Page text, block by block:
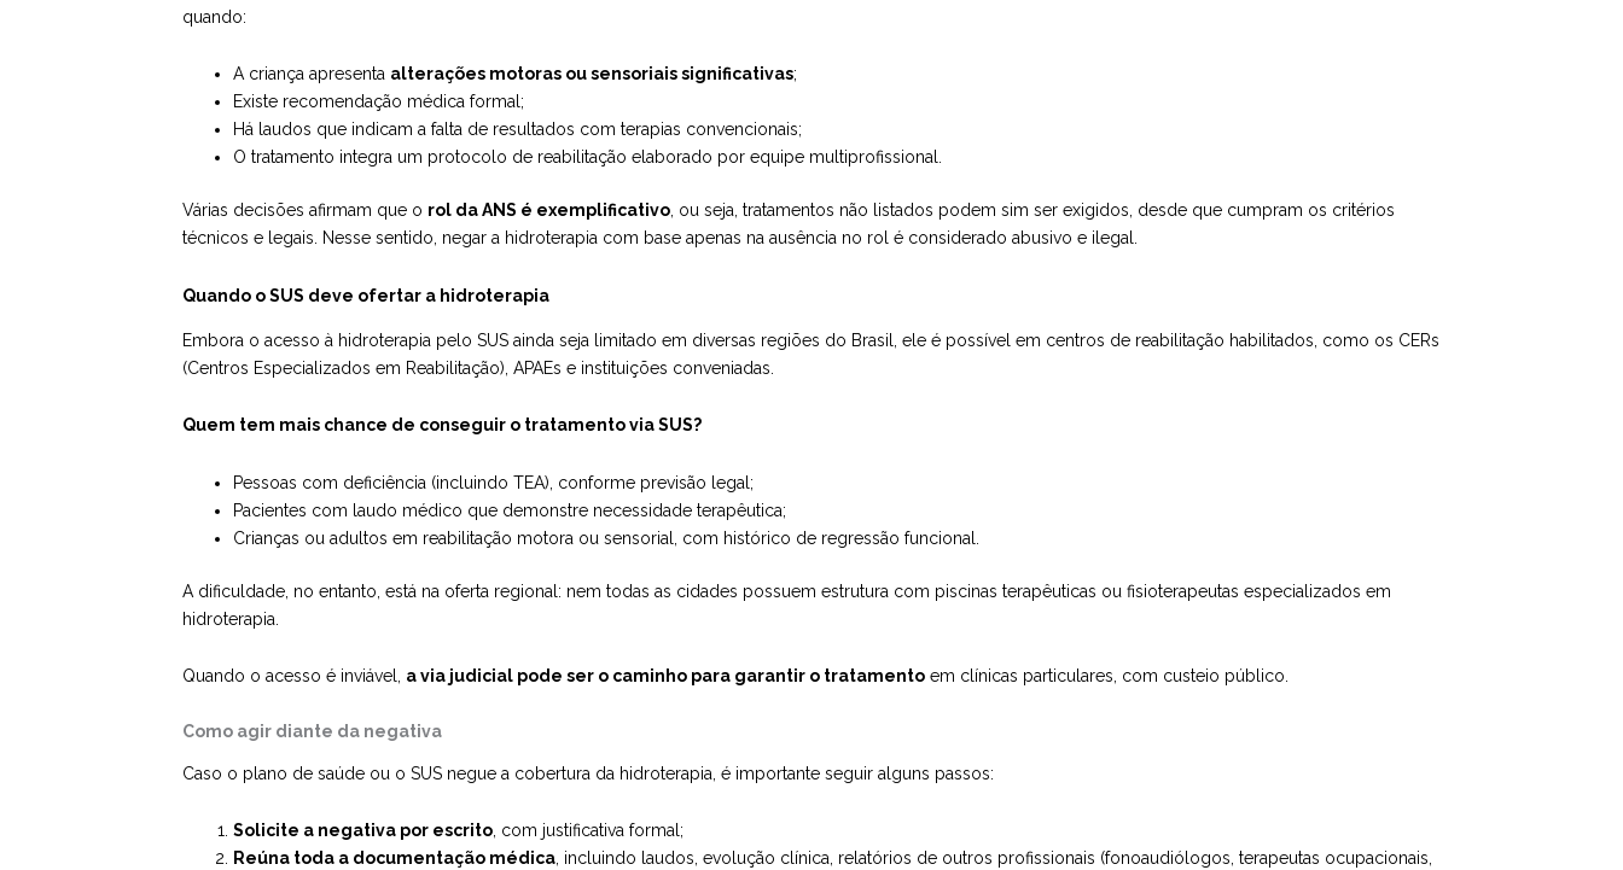
quando:
A criança apresenta alterações motoras ou sensoriais significativas;
Existe recomendação médica formal;
Há laudos que indicam a falta de resultados com terapias convencionais;
O tratamento integra um protocolo de reabilitação elaborado por equipe multiprofissional.
Várias decisões afirmam que o rol da ANS é exemplificativo, ou seja, tratamentos não listados podem sim ser exigidos, desde que cumpram os critérios
técnicos e legais. Nesse sentido, negar a hidroterapia com base apenas na ausência no rol é considerado abusivo e ilegal.
Quando o SUS deve ofertar a hidroterapia
Embora o acesso à hidroterapia pelo SUS ainda seja limitado em diversas regiões do Brasil, ele é possível em centros de reabilitação habilitados, como os CERs
(Centros Especializados em Reabilitação), APAEs e instituições conveniadas.
Quem tem mais chance de conseguir o tratamento via SUS?
Pessoas com deficiência (incluindo TEA), conforme previsão legal;
Pacientes com laudo médico que demonstre necessidade terapêutica;
Crianças ou adultos em reabilitação motora ou sensorial, com histórico de regressão funcional.
A dificuldade, no entanto, está na oferta regional: nem todas as cidades possuem estrutura com piscinas terapêuticas ou fisioterapeutas especializados em
hidroterapia.
Quando o acesso é inviável, a via judicial pode ser o caminho para garantir o tratamentoem clínicas particulares, com custeio público.
Como agir diante da negativa
Caso o plano de saúde ou o SUS negue a cobertura da hidroterapia, é importante seguir alguns passos:
Solicite a negativa por escrito, com justificativa formal;
Reúna toda a documentação médica, incluindo laudos, evolução clínica, relatórios de outros profissionais (fonoaudiólogos, terapeutas ocupacionais,